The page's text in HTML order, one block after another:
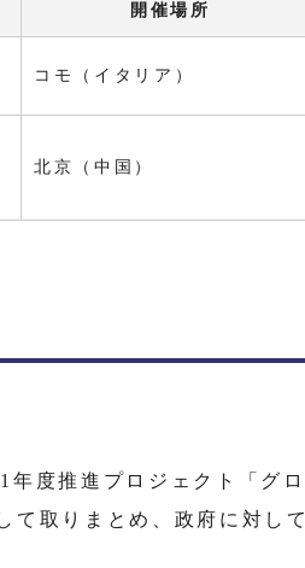
開催場所
コモ（イタリア）
北京（中国）
度推進プロジェクト「グロ
て取りまとめ、政府に対して